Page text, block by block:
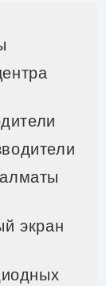
экран